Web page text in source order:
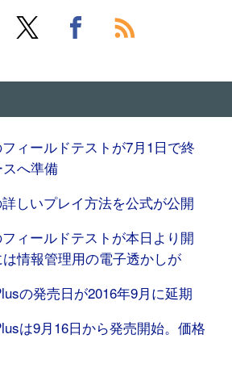
ィールドテストが7月1日で終
へ準備
しいプレイ方法を公式が公開
ィールドテストが本日より開
情報管理用の電子透かしが
の発売日が2016年9月に延期
は9月16日から発売開始。価格